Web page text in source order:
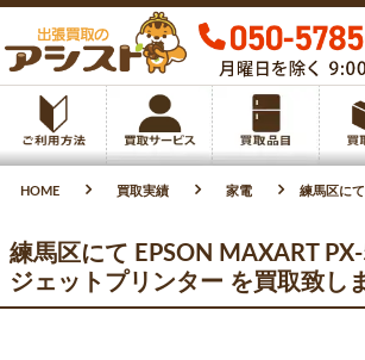
HOME 買取実績 家電 練馬区に
練馬区にて EPSON MAXART
ジェットプリンター を買取致し